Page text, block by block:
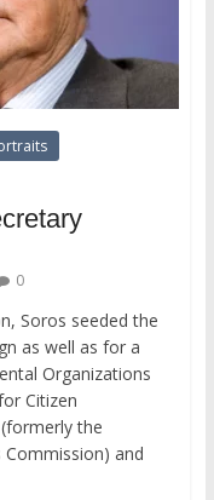
0
Soros seeded the
as well as for a
Organizations
Citizen
the
Commission) and